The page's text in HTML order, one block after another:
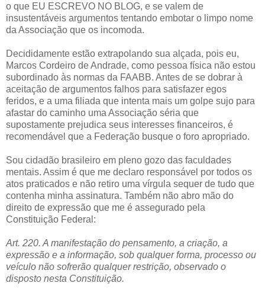
o que EU ESCREVO NO BLOG, e se valem de
insustentáveis argumentos tentando embotar o limpo nome
da Associação que os incomoda.
Decididamente estão extrapolando sua alçada, pois eu,
Marcos Cordeiro de Andrade, como pessoa física não estou
subordinado às normas da FAABB. Antes de se dobrar à
aceitação de argumentos falhos para satisfazer egos
feridos, e a uma filiada que intenta mais um golpe sujo para
afastar do caminho uma Associação séria que
supostamente prejudica seus interesses financeiros, é
recomendável que a Federação busque o foro apropriado.
Sou cidadão brasileiro em pleno gozo das faculdades
mentais. Assim é que me declaro responsável por todos os
atos praticados e não retiro uma vírgula sequer de tudo que
contenha minha assinatura. Também não abro mão do
direito de expressão que me é assegurado pela
Constituição Federal:
Art. 220. A manifestação do pensamento, a criação, a
expressão e a informação, sob qualquer forma, processo ou
veículo não sofrerão qualquer restrição, observado o
disposto nesta Constituição.